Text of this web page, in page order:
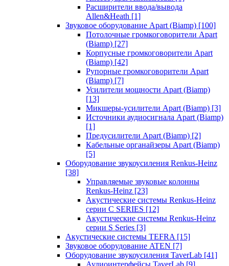
Расширители ввода/вывода
Allen&Heath [1]
Звуковое оборудование Apart (Biamp) [100]
Потолочные громкоговорители Apart
(Biamp) [27]
Корпусные громкоговорители Apart
(Biamp) [42]
Рупорные громкоговорители Apart
(Biamp) [7]
Усилители мощности Apart (Biamp)
[13]
Микшеры-усилители Apart (Biamp) [3]
Источники аудиосигнала Apart (Biamp)
[1]
Предусилители Apart (Biamp) [2]
Кабельные органайзеры Apart (Biamp)
[5]
Оборудование звукоусиления Renkus-Heinz
[38]
Управляемые звуковые колонны
Renkus-Heinz [23]
Акустические системы Renkus-Heinz
серии C SERIES [12]
Акустические системы Renkus-Heinz
серии S Series [3]
Акустические системы TEFRA [15]
Звуковое оборудование ATEN [7]
Оборудование звукоусиления TaverLab [41]
Аудиоинтерфейсы TaverLab [9]